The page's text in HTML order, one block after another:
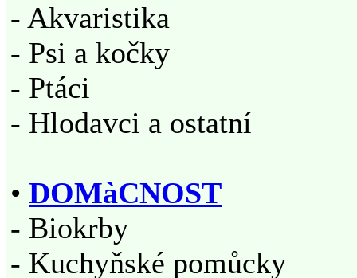
- Akvaristika
- Psi a kočky
- Ptáci
- Hlodavci a ostatní
• DOMàCNOST
- Biokrby
- Kuchyňské pomůcky